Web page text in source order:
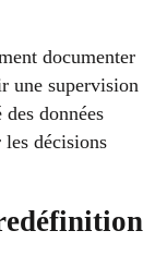
documenter
une supervision
données
les décisions